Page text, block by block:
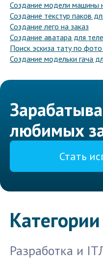
Создание модели машины
Создание текстур паков
Создание лего на заказ
Создание аватара для
Поиск эскиза тату по фото
Создание модельки гача
любимых
Стать
Разработка и IT